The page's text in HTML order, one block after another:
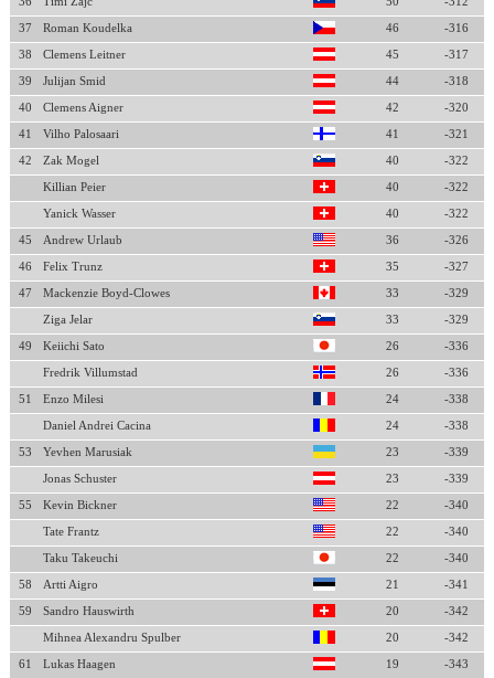
37 Roman Koudelka 46 -316
38 Clemens Leitner 45 -317
39 Julijan Smid 44 -318
40 Clemens Aigner 42 -320
41 Vilho Palosaari 41 -321
42 Zak Mogel 40 -322
Killian Peier 40 -322
Yanick Wasser 40 -322
45 Andrew Urlaub 36 -326
46 Felix Trunz 35 -327
47 Mackenzie Boyd-Clowes 33 -329
Ziga Jelar 33 -329
49 Keiichi Sato 26 -336
Fredrik Villumstad 26 -336
51 Enzo Milesi 24 -338
Daniel Andrei Cacina 24 -338
53 Yevhen Marusiak 23 -339
Jonas Schuster 23 -339
55 Kevin Bickner 22 -340
Tate Frantz 22 -340
Taku Takeuchi 22 -340
58 Artti Aigro 21 -341
59 Sandro Hauswirth 20 -342
Mihnea Alexandru Spulber 20 -342
61 Lukas Haagen 19 -343